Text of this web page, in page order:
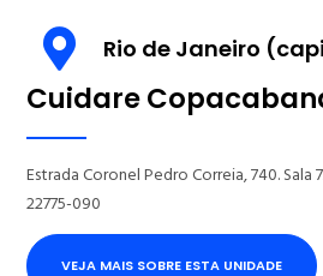
Rio de Janeiro
Cuidare
Estrada Coronel Pedro Correia, 740. Sala
22775-090
VEJA MAIS SOBRE ESTA UNIDADE